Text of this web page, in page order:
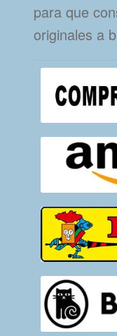
para que
originales a